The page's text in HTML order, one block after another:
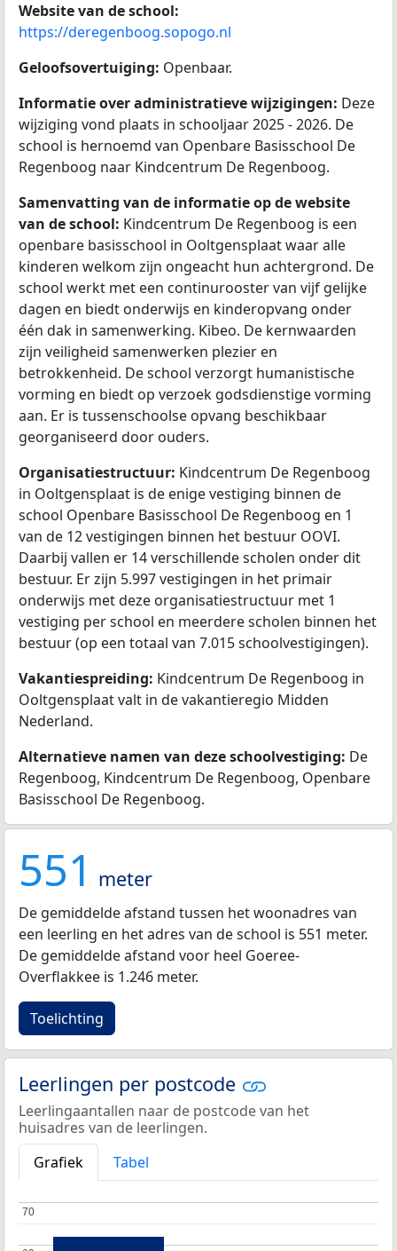
Website van de school:
https://deregenboog.sopogo.nl
Geloofsovertuiging: Openbaar.
Informatie over administratieve wijzigingen: Deze
wijziging vond plaats in schooljaar 2025 - 2026. De
school is hernoemd van Openbare Basisschool De
Regenboog naar Kindcentrum De Regenboog.
Samenvatting van de informatie op de website
van de school: Kindcentrum De Regenboog is een
openbare basisschool in Ooltgensplaat waar alle
kinderen welkom zijn ongeacht hun achtergrond. De
school werkt met een continurooster van vijf gelijke
dagen en biedt onderwijs en kinderopvang onder
één dak in samenwerking. Kibeo. De kernwaarden
zijn veiligheid samenwerken plezier en
betrokkenheid. De school verzorgt humanistische
vorming en biedt op verzoek godsdienstige vorming
aan. Er is tussenschoolse opvang beschikbaar
georganiseerd door ouders.
Organisatiestructuur: Kindcentrum De Regenboog
in Ooltgensplaat is de enige vestiging binnen de
school Openbare Basisschool De Regenboog en 1
van de 12 vestigingen binnen het bestuur OOVI.
Daarbij vallen er 14 verschillende scholen onder dit
bestuur. Er zijn 5.997 vestigingen in het primair
onderwijs met deze organisatiestructuur met 1
vestiging per school en meerdere scholen binnen het
bestuur (op een totaal van 7.015 schoolvestigingen).
Vakantiespreiding: Kindcentrum De Regenboog in
Ooltgensplaat valt in de vakantieregio Midden
Nederland.
Alternatieve namen van deze schoolvestiging: De
Regenboog, Kindcentrum De Regenboog, Openbare
Basisschool De Regenboog.
551 meter
De gemiddelde afstand tussen het woonadres van
een leerling en het adres van de school is 551 meter.
De gemiddelde afstand voor heel Goeree-
Overflakkee is 1.246 meter.
Toelichting
Leerlingen per postcode
Leerlingaantallen naar de postcode van het
huisadres van de leerlingen.
Grafiek
Tabel
70
70